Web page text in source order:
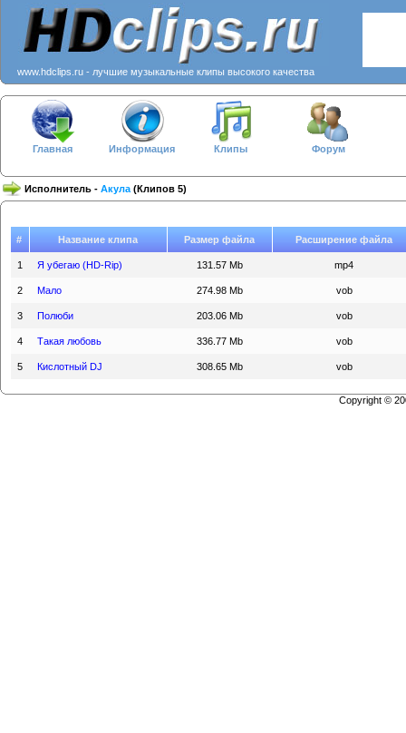
www.hdclips.ru - лучшие музыкальные клипы высокого качества
Главная Информация Клипы Форум
Исполнитель - Акула (Клипов 5)
# Название клипа Размер файла Расширение файла
1 Я убегаю (HD-Rip) 131.57 Mb mp4
2 Мало 274.98 Mb vob
3 Полюби 203.06 Mb vob
4 Такая любовь 336.77 Mb vob
5 Кислотный DJ 308.65 Mb vob
Copyright ©